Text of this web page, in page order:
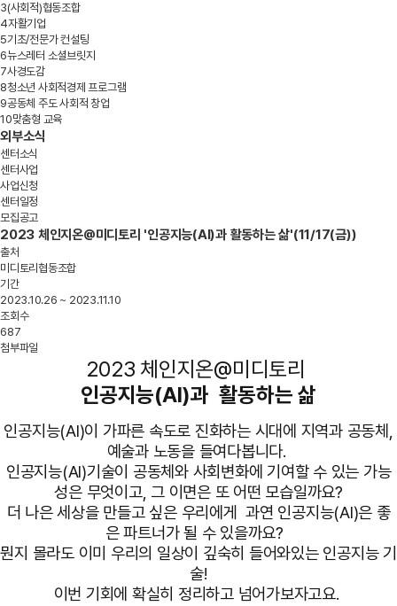
3(사회적)협동조합
4자활기업
5기초/전문가 컨설팅
6뉴스레터 소셜브릿지
7사경도감
8청소년 사회적경제 프로그램
9공동체 주도 사회적 창업
10맞춤형 교육
외부소식
센터소식
센터사업
사업신청
센터일정
모집공고
2023 체인지온@미디토리 '인공지능(AI)과 활동하는 삶'(11/17(금))
출처
미디토리협동조합
기간
2023.10.26 ~ 2023.11.10
조회수
687
첨부파일
2023 체인지온@미디토리
인공지능(AI)과 활동하는 삶
인공지능(AI)이 가파른 속도로 진화하는 시대에 지역과 공동체,
예술과 노동을 들여다봅니다.
인공지능(AI)기술이 공동체와 사회변화에 기여할 수 있는 가능
성은 무엇이고, 그 이면은 또 어떤 모습일까요?
더 나은 세상을 만들고 싶은 우리에게
과연 인공지능(AI)은 좋
은 파트너가 될 수 있을까요?
뭔지 몰라도 이미 우리의 일상이 깊숙히 들어와있는 인공지능 기
술!
이번 기회에 확실히 정리하고 넘어가보자고요.